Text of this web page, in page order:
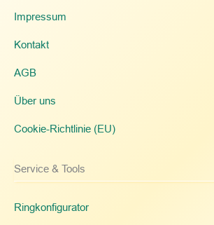
Impressum
Kontakt
AGB
Über uns
Cookie-Richtlinie (EU)
Service & Tools
Ringkonfigurator